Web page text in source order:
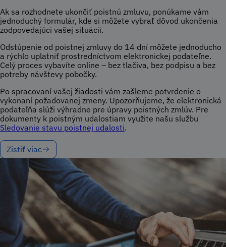
Ak sa rozhodnete ukončiť poistnú zmluvu, ponúkame vám
jednoduchý formulár, kde si môžete vybrať dôvod ukončenia
zodpovedajúci vašej situácii.
Odstúpenie od poistnej zmluvy do 14 dní môžete jednoducho
a rýchlo uplatniť prostredníctvom elektronickej podateľne.
Celý proces vybavíte online – bez tlačiva, bez podpisu a bez
potreby návštevy pobočky.
Po spracovaní vašej žiadosti vám zašleme potvrdenie o
vykonaní požadovanej zmeny. Upozorňujeme, že elektronická
podateľňa slúži výhradne pre úpravy poistných zmlúv. Pre
dokumenty k poistným udalostiam využite našu službu
Sledovanie stavu poistnej udalosti.
Zistiť viac